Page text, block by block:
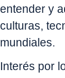
entender y
culturas,
mundiales.
Interés por